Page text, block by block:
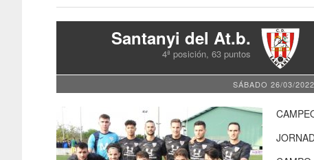
Santanyi del At.b.
4ª posición, 63 puntos
SÁBADO 26/03/